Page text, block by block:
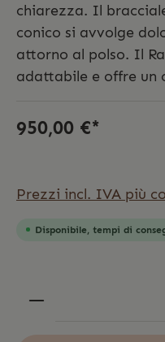
chiarezza. Il
conico si avvolge
attorno al polso. Il
adattabile e offre un
950,00 €*
Prezzi incl. IVA più
Disponibile, tempi di